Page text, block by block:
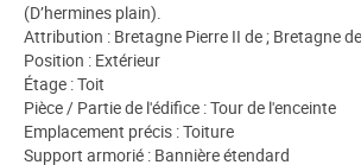
(D’hermines plain).
Attribution : Bretagne Pierre II de ; Bretagne de
Position : Extérieur
Étage : Toit
Pièce / Partie de l'édifice : Tour de l'enceinte
Emplacement précis : Toiture
Support armorié : Bannière étendard